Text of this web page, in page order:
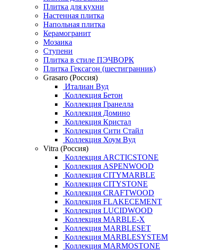
Плитка для кухни
Настенная плитка
Напольная плитка
Керамогранит
Мозаика
Ступени
Плитка в стиле ПЭЧВОРК
Плитка Гексагон (шестигранник)
Grasaro (Россия)
Италиан Вуд
Коллекция Бетон
Коллекция Гранелла
Коллекция Домино
Коллекция Кристал
Коллекция Сити Стайл
Коллекция Хоум Вуд
Vitra (Россия)
Коллекция ARCTICSTONE
Коллекция ASPENWOOD
Коллекция CITYMARBLE
Коллекция CITYSTONE
Коллекция CRAFTWOOD
Коллекция FLAKECEMENT
Коллекция LUCIDWOOD
Коллекция MARBLE-X
Коллекция MARBLESET
Коллекция MARBLESYSTEM
Коллекция MARMOSTONE